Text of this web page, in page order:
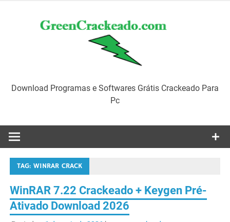
Download Programas e Softwares Grátis Crackeado Para
Pc
TAG:WINRAR CRACK
WinRAR 7.22 Crackeado + Keygen Pré-
Ativado Download 2026